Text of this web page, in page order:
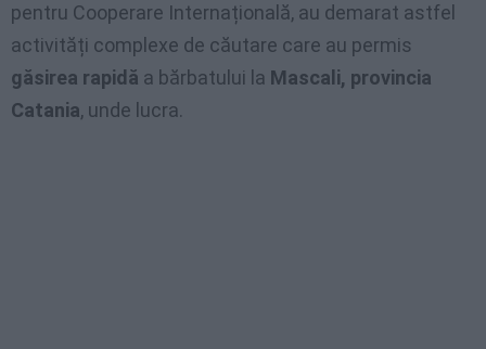
pentru Cooperare Internațională, au demarat astfel
activități complexe de căutare care au permis
găsirea rapidă a bărbatului la Mascali, provincia
Catania, unde lucra.